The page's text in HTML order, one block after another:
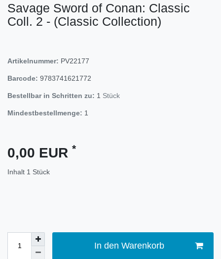
Savage Sword of Conan: Classic
Coll. 2 - (Classic Collection)
Artikelnummer: PV22177
Barcode: 9783741621772
Bestellbar in Schritten zu: 1 Stück
Mindestbestellmenge: 1
0,00 EUR *
Inhalt 1 Stück
In den Warenkorb